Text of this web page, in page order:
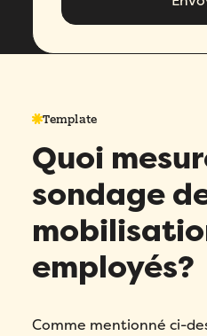
Template
Quoi
sondage
employés?
Comme mentionné ci-